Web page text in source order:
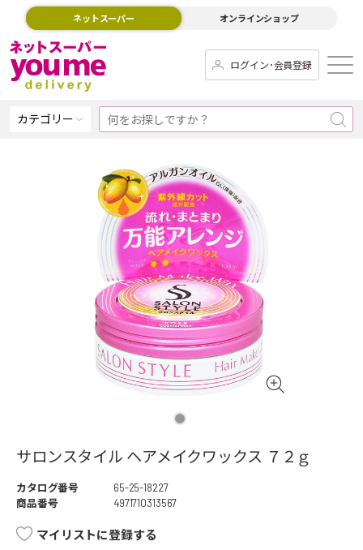
ネットスーパー オンラインショップ
ログイン･会員登録
カテゴリー
サロンスタイル ヘアメイクワックス ７２ｇ
カタログ番号
65-25-18227
商品番号
4971710313567
マイリストに登録する